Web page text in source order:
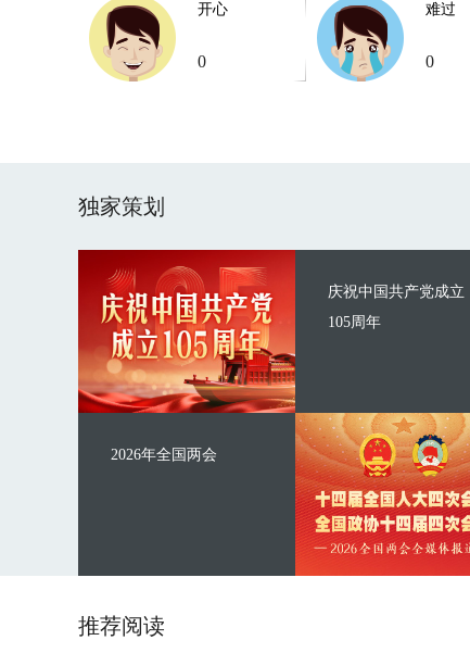
开心
0
难过
0
独家策划
庆祝中国共产党成立
105周年
2026年全国两会
推荐阅读